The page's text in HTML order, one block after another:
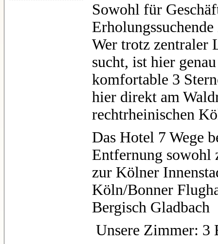
Sowohl für
Wer trotz zentraler
sucht, ist hier
komfortable 3
hier direkt am
rechtrheinischen
Das Hotel 7 Wege
Entfernung sowohl
zur Kölner
Köln/Bonner
Bergisch Gladbach
Unsere Zimmer: 3